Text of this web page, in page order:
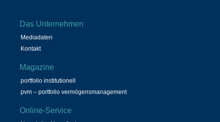
Das Unternehmen
Mediadaten
Kontakt
Magazine
portfolio institutionell
pvm – portfolio vermögensmanagement
Online-Service